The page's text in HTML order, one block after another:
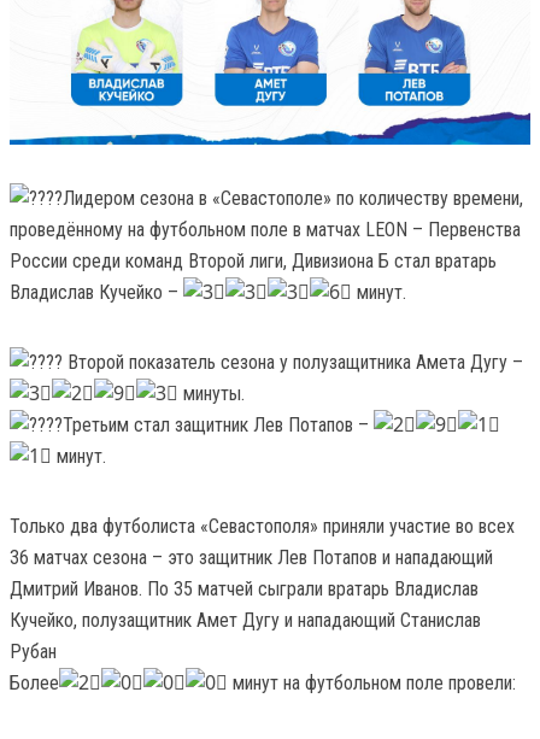
Лидером сезона в «Севастополе» по количеству времени,
проведённому на футбольном поле в матчах LEON – Первенства
России среди команд Второй лиги, Дивизиона Б стал вратарь
Владислав Кучейко –
минут.
Второй показатель сезона у полузащитника Амета Дугу –
минуты.
Третьим стал защитник Лев Потапов –
минут.
Только два футболиста «Севастополя» приняли участие во всех
36 матчах сезона – это защитник Лев Потапов и нападающий
Дмитрий Иванов. По 35 матчей сыграли вратарь Владислав
Кучейко, полузащитник Амет Дугу и нападающий Станислав
Рубан
Более
минут на футбольном поле провели: